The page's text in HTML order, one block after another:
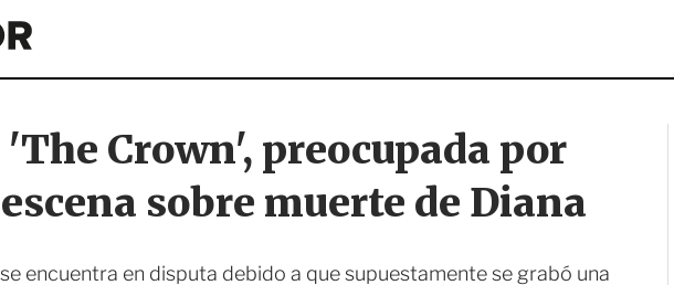
E
x
e
o
r
Crown', preocupada por
sobre muerte de Diana
encuentra en disputa debido a que supuestamente se grabó una